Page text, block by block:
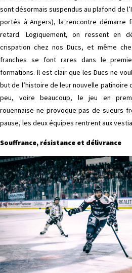
sont désormais suspendus au plafond de
portés à Angers), la rencontre démarre
retard. Logiquement, on ressent en
crispation chez nos Ducs, et même
franches se font rares dans le
formations. Il est clair que les Ducs ne
but de l’histoire de leur nouvelle patinoire
peu, voire beaucoup, le jeu en
rouennaise ne provoque pas de sueurs
pause, les deux équipes rentrent aux
Souffrance, résistance et délivrance